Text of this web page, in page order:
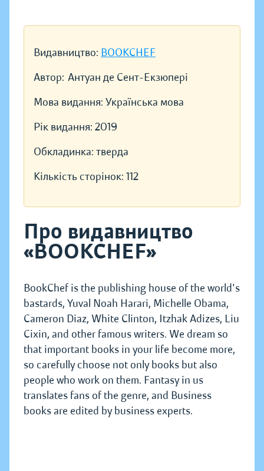
Видавництво: BOOKCHEF
Автор: Антуан де Сент-Екзюпері
Мова видання: Українська мова
Рік видання: 2019
Обкладинка: тверда
Кількість сторінок: 112
Про видавництво
«BOOKCHEF»
BookChef is the publishing house of the world's
bastards, Yuval Noah Harari, Michelle Obama,
Cameron Diaz, White Clinton, Itzhak Adizes, Liu
Cixin, and other famous writers. We dream so
that important books in your life become more,
so carefully choose not only books but also
people who work on them. Fantasy in us
translates fans of the genre, and Business
books are edited by business experts.